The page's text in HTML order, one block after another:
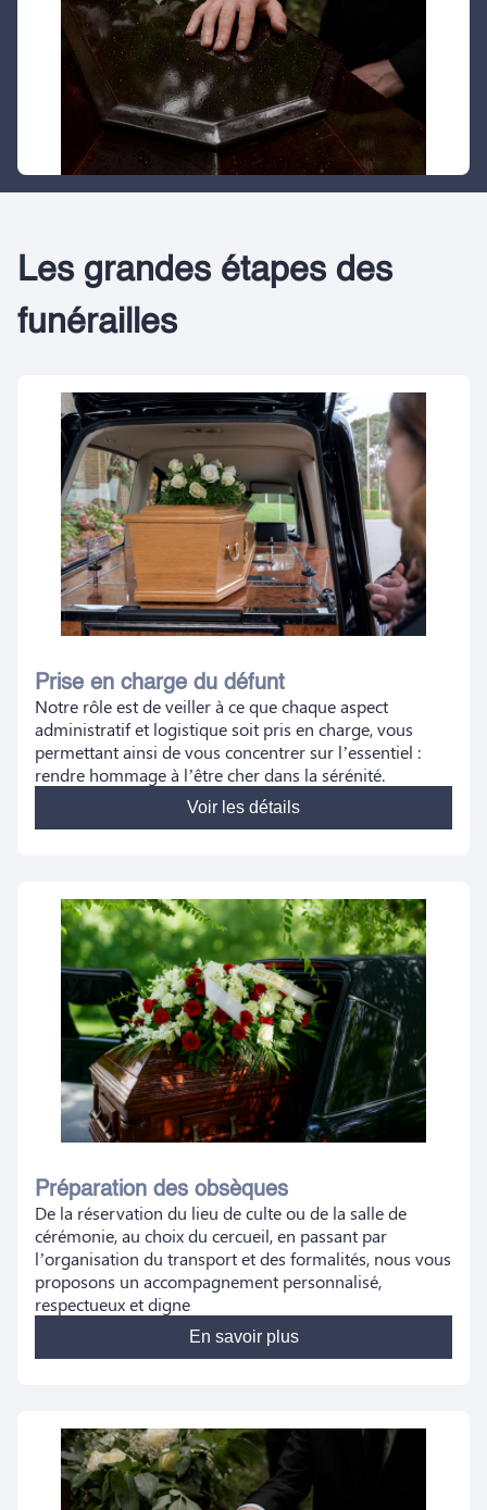
Les grandes étapes des
funérailles
Prise en charge du défunt
Notre rôle est de veiller à ce que chaque aspect
administratif et logistique soit pris en charge, vous
permettant ainsi de vous concentrer sur l’essentiel :
rendre hommage à l’être cher dans la sérénité.
Voir les détails
Préparation des obsèques
De la réservation du lieu de culte ou de la salle de
cérémonie, au choix du cercueil, en passant par
l’organisation du transport et des formalités, nous vous
proposons un accompagnement personnalisé,
respectueux et digne
En savoir plus